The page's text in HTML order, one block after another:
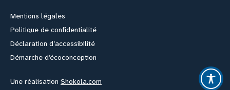
Mentions légales
Politique de confidentialité
Déclaration d’accessibilité
Démarche d’écoconception
Une réalisation Shokola.com